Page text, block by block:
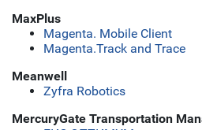
MaxPlus
Magenta. Mobile Client
Magenta.Track and Trace
Meanwell
Zyfra Robotics
MercuryGate Transportation